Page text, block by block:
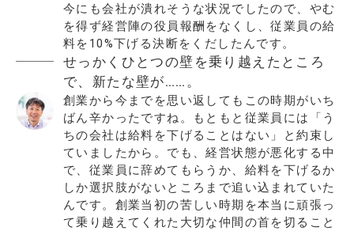
今にも会社が潰れそうな状況でしたので、やむ
を得ず経営陣の役員報酬をなくし、従業員の給
料を10%下げる決断をくだしたんです。
せっかくひとつの壁を乗り越えたところ
で、新たな壁が……。
創業から今までを思い返してもこの時期がいち
ばん辛かったですね。もともと従業員には「う
ちの会社は給料を下げることはない」と約束し
ていましたから。でも、経営状態が悪化する中
で、従業員に辞めてもらうか、給料を下げるか
しか選択肢がないところまで追い込まれていた
んです。創業当初の苦しい時期を本当に頑張っ
て乗り越えてくれた大切な仲間の首を切ること